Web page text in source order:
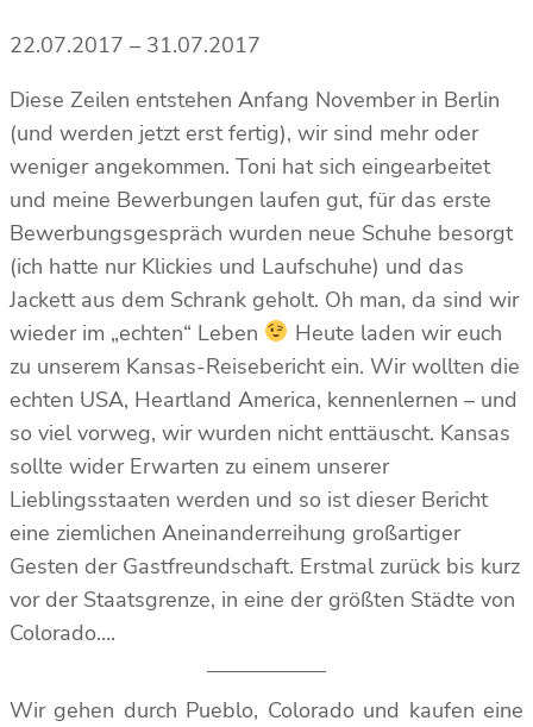
22.07.2017 – 31.07.2017
Diese Zeilen entstehen Anfang November in Berlin
(und werden jetzt erst fertig), wir sind mehr oder
weniger angekommen. Toni hat sich eingearbeitet
und meine Bewerbungen laufen gut, für das erste
Bewerbungsgespräch wurden neue Schuhe besorgt
(ich hatte nur Klickies und Laufschuhe) und das
Jackett aus dem Schrank geholt. Oh man, da sind wir
wieder im „echten“ Leben
Heute laden wir euch
zu unserem Kansas-Reisebericht ein. Wir wollten die
echten USA, Heartland America, kennenlernen – und
so viel vorweg, wir wurden nicht enttäuscht. Kansas
sollte wider Erwarten zu einem unserer
Lieblingsstaaten werden und so ist dieser Bericht
eine ziemlichen Aneinanderreihung großartiger
Gesten der Gastfreundschaft. Erstmal zurück bis kurz
vor der Staatsgrenze, in eine der größten Städte von
Colorado….
Wir gehen durch Pueblo, Colorado und kaufen eine